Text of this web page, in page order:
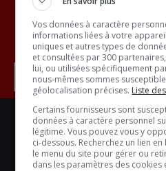
Inscrivez vous
LIENS
BANCS
Vos données à caractère
informations liées à votre
uniques et autres types de
et consultées par 300
lui, ou utilisées spécifiquement
nous-mêmes sommes
géolocalisation précises. Liste
Certains fournisseurs sont
données à caractère personnel
légitime. Vous pouvez vous y
ci-dessous. Recherchez un lien
le menu du site pour gérer ou
dans les paramètres des cookies